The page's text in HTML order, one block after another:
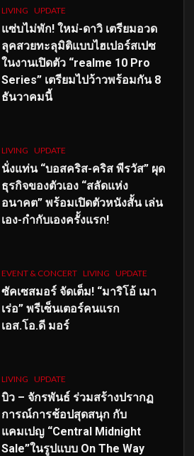
LIVING UPDATE
แซ่บไม่พัก! ใหม่-ดาวิ เตรียมอวด
ลุคสวยทะลุมิติแบบไฮเปอร์สเปซ
ในงานเปิดตัว “realme 10 Pro
Series” เตรียมไปว้าวพร้อมกัน 8
ธันวาคมนี้
LIVING UPDATE
นั่งแท่น “บอสคริส-คริส พีรวัส” ผุด
ธุรกิจของตัวเอง “สลัดแห่ง
อนาคต” พร้อมเปิดตัวหนังสั้น เล่น
เอง-กำกับเองครั้งแรก!
EVENT & CONCERT LIVING UPDATE
ซัคเซสมอร์ จัดเต็ม! “มาริโอ้ เมา
เร่อ” พรีเซ็นเตอร์คนแรก
เอส.โอ.ดี มอร์
LIVING UPDATE
บิว – จักรพันธ์ ร่วมสร้างปรากฏ
การณ์การช้อปสุดสนุก กับ
แคมเปญ “Central Midnight
Sale”ในรูปแบบ On The Way